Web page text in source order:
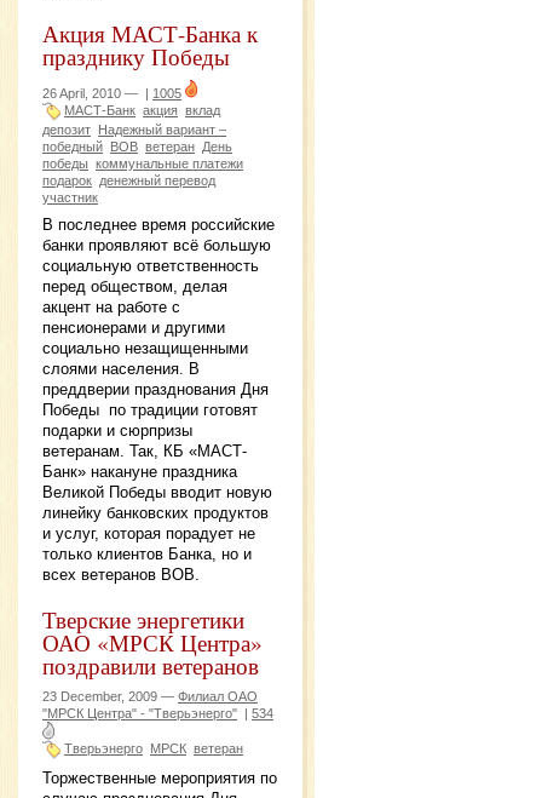
Акция МАСТ-Банка к
празднику Победы
26 April, 2010 — | 1005
МАСТ-Банк акция вклад
депозит Надежный вариант –
победный ВОВ ветеран День
победы коммунальные платежи
подарок денежный перевод
участник
В последнее время российские
банки проявляют всё большую
социальную ответственность
перед обществом, делая
акцент на работе с
пенсионерами и другими
социально незащищенными
слоями населения. В
преддверии празднования Дня
Победы по традиции готовят
подарки и сюрпризы
ветеранам. Так, КБ «МАСТ-
Банк» накануне праздника
Великой Победы вводит новую
линейку банковских продуктов
и услуг, которая порадует не
только клиентов Банка, но и
всех ветеранов ВОВ.
Тверские энергетики
ОАО «МРСК Центра»
поздравили ветеранов
23 December, 2009 — Филиал ОАО
"МРСК Центра" - "Тверьэнерго"
534
Тверьэнерго МРСК ветеран
Торжественные мероприятия по